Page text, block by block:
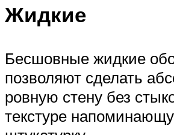
Жидкие
Бесшовные жидкие
позволяют сделать
ровную стену без
текстуре